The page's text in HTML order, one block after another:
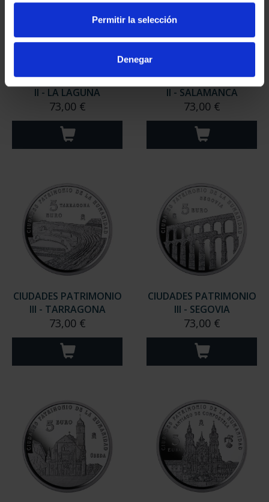
Permitir la selección
Denegar
CIUDADES PATRIMONIO
II - LA LAGUNA
73,00 €
CIUDADES PATRIMONIO
II - SALAMANCA
73,00 €
CIUDADES PATRIMONIO
III - TARRAGONA
73,00 €
CIUDADES PATRIMONIO
III - SEGOVIA
73,00 €